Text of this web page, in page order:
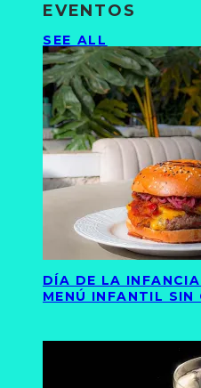
EVENTOS
SEE ALL
DÍA DE LA
MENÚ INFANTIL SIN